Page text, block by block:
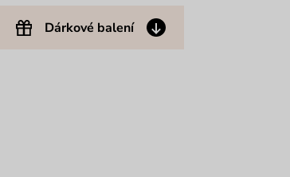
Dárkové balení